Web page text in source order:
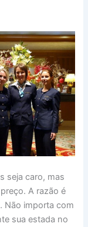
seja caro, mas
A razão é
Não importa com
sua estada no